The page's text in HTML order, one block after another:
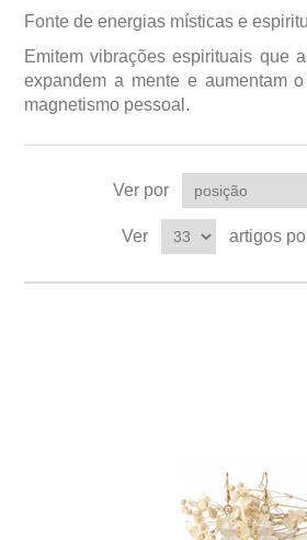
Fonte de energias místicas e
Emitem vibrações espirituais que
expandem a mente e aumentam
magnetismo pessoal.
Ver por
Ver artigos